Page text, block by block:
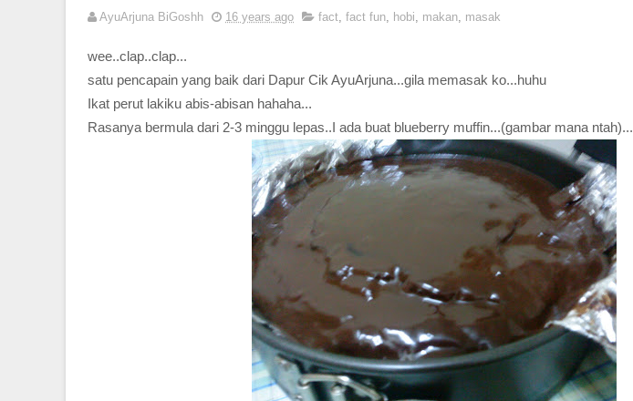
AyuArjuna BiGoshh 16 years ago fact, fact fun, hobi, makan, masak
wee..clap..clap...
satu pencapain yang baik dari Dapur Cik AyuArjuna...gila memasak ko...huhu
Ikat perut lakiku abis-abisan hahaha...
Rasanya bermula dari 2-3 minggu lepas..I ada buat blueberry muffin...(gambar mana ntah)...